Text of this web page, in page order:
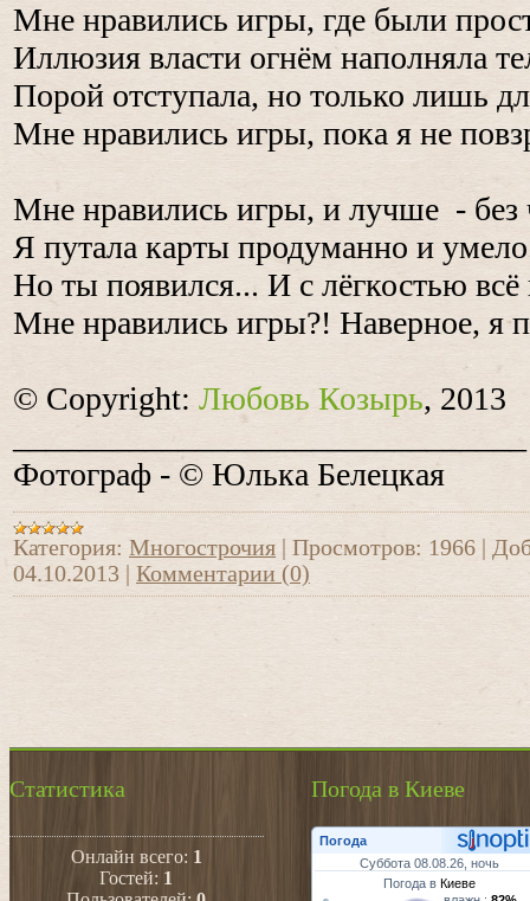
Мне нравились игры, где были
Иллюзия власти огнём наполняла
Порой отступала, но только лишь
Мне нравились игры, пока я не
Мне нравились игры, и лучше - без
Я путала карты продуманно и
Но ты появился... И с лёгкостью всё
Мне нравились игры?! Наверное, я
© Copyright: Любовь Козырь, 2013
Фотограф - © Юлька Белецкая
Категория: Многострочия Просмотров: 1966
04.10.2013
Комментарии (0)
Статистика
Онлайн всего: 1
Гостей: 1
Погода в Киеве
Погода
Суббота 08.08.26, ночь
Погода вКиеве